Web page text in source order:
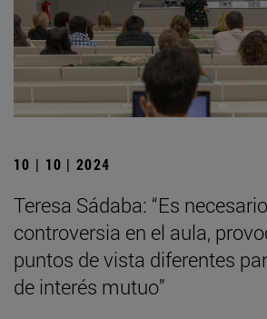
10 | 10 | 2024
Teresa Sádaba: “Es
controversia en el aula,
puntos de vista diferentes
de interés mutuo”